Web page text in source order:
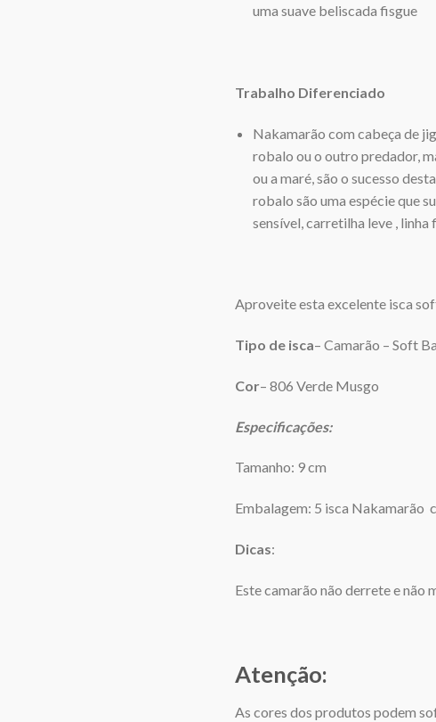
uma suave beliscada fisgue
Trabalho Diferenciado
Nakamarão com cabeça de
robalo ou o outro predador,
ou a maré, são o sucesso
robalo são uma espécie que
sensí­vel, carretilha leve ,
Aproveite esta excelente isca
Tipo de isca– Camarão – Soft
Cor– 806 Verde Musgo
Especificações:
Tamanho: 9 cm
Embalagem: 5 isca Nakamarão
Dicas:
Este camarão não derrete e não
Atenção:
As cores dos produtos podem